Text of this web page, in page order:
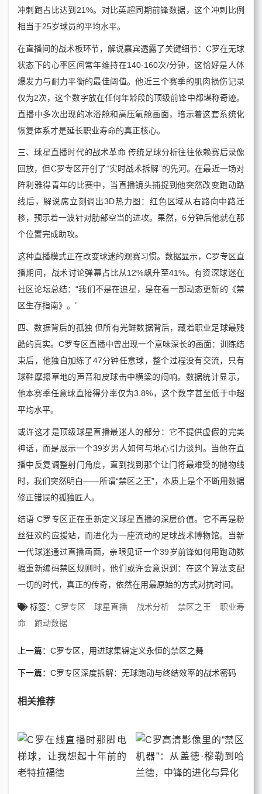
冲刺跑占比达到21%。对比英超同期前锋数据，这个冲刺比例
相当于25岁球员的平均水平。
在直播间的战术板环节，解说嘉宾透露了关键细节：C罗在无球
状态下的心率区间常年维持在140-160次/分钟，这恰好是人体
爆发力与耐力平衡的最佳阈值。他近三个赛季的肌肉损伤记录
仅为2次，这个数字放在任何年龄段的顶级前锋中都堪称奇迹。
直播中多次出现的冰浴舱和高压氧舱画面，暗示着这套系统化
恢复体系才是延长职业寿命的真正核心。
三、球星直播时代的战术革命 传统足球分析往往依赖赛后录像
回放，但C罗专区开创了“实时战术拆解”的先河。在最近一场对
阵利雅得青年的比赛中，当直播镜头捕捉到他突然改变跑动路
线后，解说席立刻调出3D热力图：红色区域从右路向中路迁
移，预示着一波针对肋部空当的进攻。果然，6分钟后他就在那
个位置完成助攻。
这种直播模式正在改变球迷的观赛习惯。数据显示，C罗专区直
播期间，战术讨论弹幕占比从12%飙升至41%。有资深球迷在
社区论坛总结：“我们不是在追星，是在看一部动态更新的《禁
区生存指南》。”
四、数据背后的孤独 但所有光鲜数据背后，藏着职业足球最残
酷的真实。C罗专区直播中曾出现一个意味深长的画面：训练结
束后，他独自加练了47分钟任意球，整个过程没有交流，只有
球鞋摩擦草地的声音和皮球击中横梁的闷响。数据统计显示，
他本赛季任意球直接得分率仅为3.8%，这个数字甚至低于中超
平均水平。
或许这才是顶级球星直播最迷人的部分：它不提供虚假的完美
神话，而是展示一个39岁男人如何与地心引力谈判。当他在直
播中反复调整射门角度，直到找到那个让门将最难受的抛物线
时，我们突然明白——所谓“禁区之王”，本质上是个不断用数据
修正错误的孤独匠人。
结语 C罗专区正在重新定义球星直播的深层价值。它不再是粉
丝狂欢的应援站，而进化为一座流动的足球战术博物馆。当新
一代球迷通过直播画面，亲眼见证一个39岁前锋如何用跑动数
据重新编码禁区规则时，他们或许会意识到：在这个算法支配
一切的时代，真正的传奇，依然在用最原始的方式对抗时间。
标签： C罗专区 球星直播 战术分析 禁区之王
职业寿
命
跑动数据
上一篇： C罗专区，用进球集锦定义永恒的禁区之舞
下一篇： C罗专区深度拆解：无球跑动与终结效率的战术密码
相关推荐